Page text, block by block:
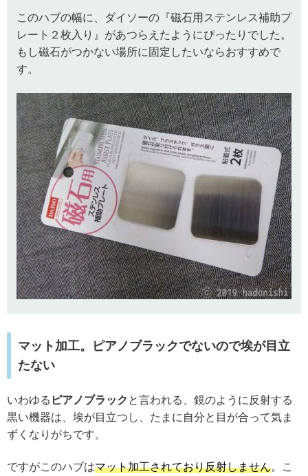
このハブの幅に、ダイソーの『磁石用ステンレス補助プ
レート２枚入り』があつらえたようにぴったりでした。
もし磁石がつかない場所に固定したいならおすすめで
す。
マット加工。ピアノブラックでないので埃が目立
たない
いわゆる ピアノブラック と言われる、鏡のように反射する
黒い機器は、埃が目立つし、たまに自分と目が合って気ま
ずくなりがちです。
ですがこのハブはマット加工されており反射しません。こ